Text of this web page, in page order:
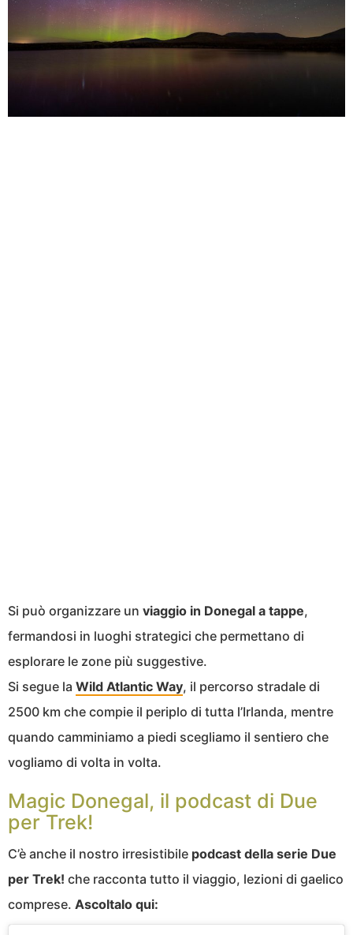
Si può organizzare un viaggio in Donegal a tappe,
fermandosi in luoghi strategici che permettano di
esplorare le zone più suggestive.
Si segue la Wild Atlantic Way, il percorso stradale di
2500 km che compie il periplo di tutta l’Irlanda, mentre
quando camminiamo a piedi scegliamo il sentiero che
vogliamo di volta in volta.
Magic Donegal, il podcast di Due
per Trek!
C’è anche il nostro irresistibile podcast della serie Due
per Trek! che racconta tutto il viaggio, lezioni di gaelico
comprese. Ascoltalo qui: